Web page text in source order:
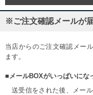
※ご注文確認メールが
当店からのご注文確認メー
ます。
■メールBOXがいっぱいにな
送受信をされた後、メー